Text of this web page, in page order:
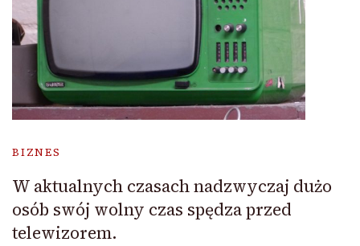
BIZNES
W aktualnych czasach nadzwyczaj dużo
osób swój wolny czas spędza przed
telewizorem.